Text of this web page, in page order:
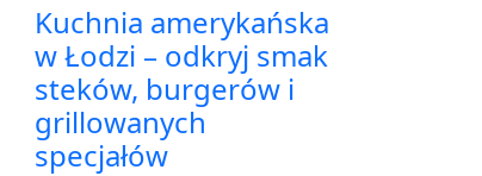
Kuchnia amerykańska
w Łodzi – odkryj smak
steków, burgerów i
grillowanych
specjałów